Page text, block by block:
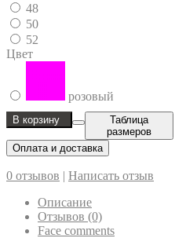
48
50
52
Цвет
розовый
В корзину
Таблица
размеров
Оплата и доставка
0 отзывов | Написать отзыв
Описание
Отзывов (0)
Face comments